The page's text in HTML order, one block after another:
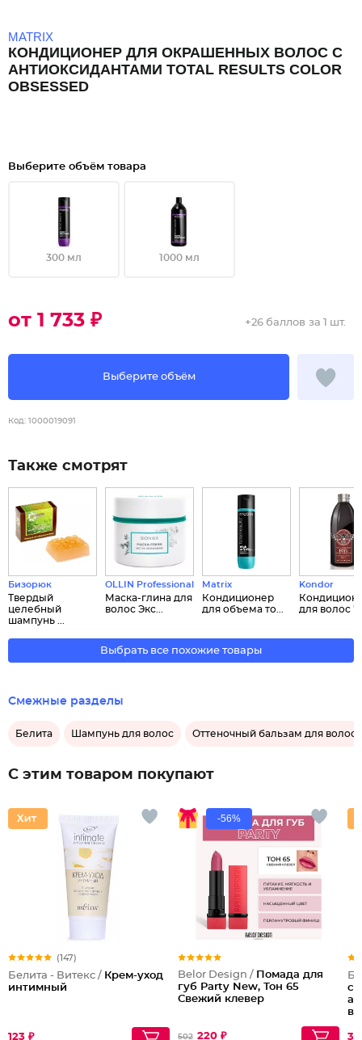
MATRIX
КОНДИЦИОНЕР ДЛЯ ОКРАШЕННЫХ ВОЛОС С
АНТИОКСИДАНТАМИ TOTAL RESULTS COLOR
OBSESSED
Выберите объём товара
300 мл 1000 мл
от 1 733 ₽
Выберите объём
+26 баллов за 1 шт.
Код: 1000019091
Также смотрят
Бизорюк
Твердый
целебный
шампунь ...
OLLIN Professional
Маска-глина для
волос Экс...
Matrix
Кондиционер
для объема то...
Kondor
для волос
Выбрать все похожие товары
Смежные разделы
Белита Шампунь для волос Оттеночный бальзам для волос
С этим товаром покупают
(147)
Белита - Витекс / Крем-уход
интимный
123 ₽
-56%
Belor Design / Помада для
губ Party New, Тон 65
Свежий клевер
502 220 ₽